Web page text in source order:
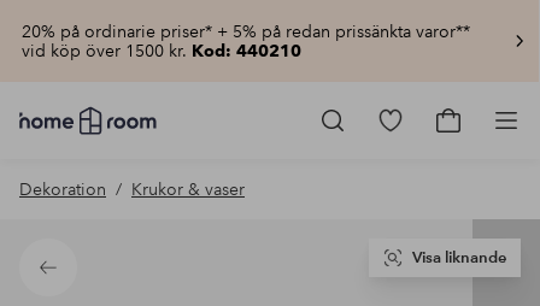
20% på ordinarie priser* + 5% på redan prissänkta varor**
vid köp över 1500 kr. Kod: 440210
Homeroom
–
hemmet
pris
Gå
Gå
Dekoration Krukor & vaser
Tillbaka
Visa liknande